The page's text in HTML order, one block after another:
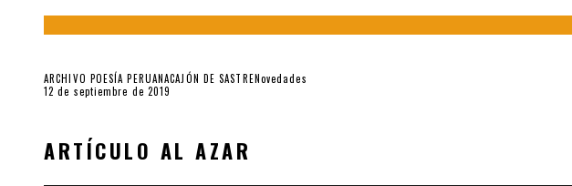
ARCHIVO POESÍA PERUANACAJÓN DE SASTRENovedades
12 de septiembre de 2019
ARTÍCULO AL AZAR